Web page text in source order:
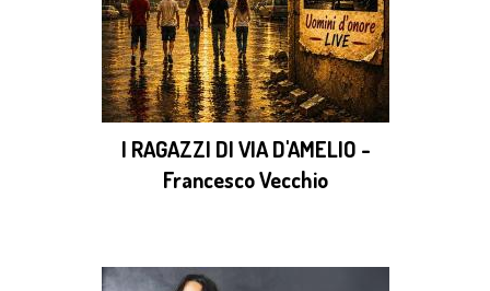
I RAGAZZI DI VIA D'AMELIO -
Francesco Vecchio